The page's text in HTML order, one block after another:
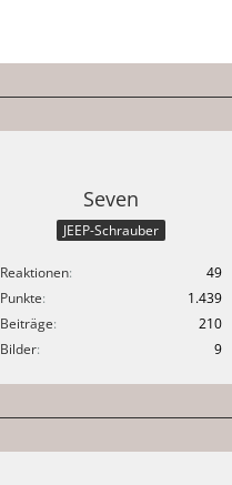
Seven
JEEP-Schrauber
Reaktionen
49
Punkte
1.439
Beiträge
210
Bilder
9